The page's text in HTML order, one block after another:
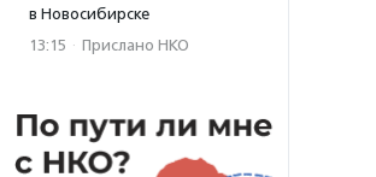
в Новосибирске
13:15 · Прислано НКО